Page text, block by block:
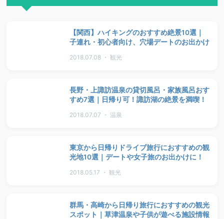
【関西】ハイキングのおすすめ絶景10選｜
子連れ・初心者向け、穴場デートのお出かけ
2018.07.08 ・ 観光
長野・上諏訪温泉の貸切風呂・家族風呂おす
すめ7選｜日帰り可！諏訪湖の絶景を満喫！
2018.07.07 ・ 温泉
東京から日帰りドライブ旅行におすすめの観
光地10選｜デートや女子旅のお出かけに！
2018.05.17 ・ 観光
群馬・高崎から日帰り旅行におすすめの観光
スポット｜草津温泉や子供が遊べる施設情報